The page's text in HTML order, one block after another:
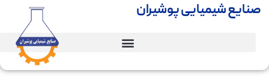
صنایع شیمیایی پوشیران